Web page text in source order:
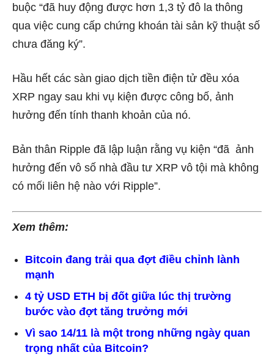
buộc “đã huy động được hơn 1,3 tỷ đô la thông
qua việc cung cấp chứng khoán tài sản kỹ thuật số
chưa đăng ký”.
Hầu hết các sàn giao dịch tiền điện tử đều xóa
XRP ngay sau khi vụ kiện được công bố, ảnh
hưởng đến tính thanh khoản của nó.
Bản thân Ripple đã lập luận rằng vụ kiện “đã ảnh
hưởng đến vô số nhà đầu tư XRP vô tội mà không
có mối liên hệ nào với Ripple”.
Xem thêm:
Bitcoin đang trải qua đợt điều chỉnh lành
mạnh
4 tỷ USD ETH bị đốt giữa lúc thị trường
bước vào đợt tăng trưởng mới
Vì sao 14/11 là một trong những ngày quan
trọng nhất của Bitcoin?